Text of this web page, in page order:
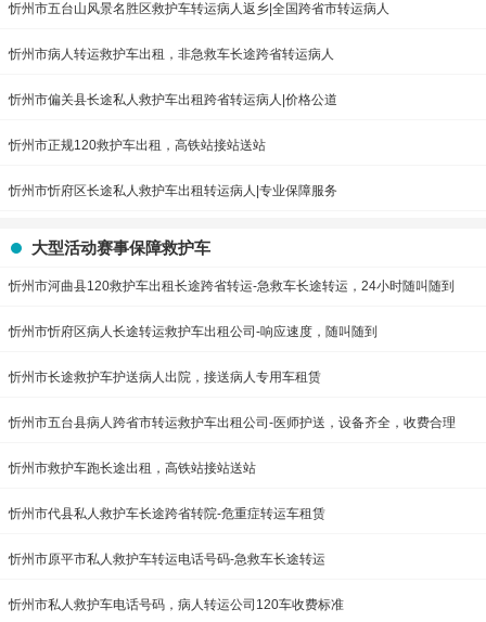
忻州市五台山风景名胜区救护车转运病人返乡|全国跨省市转运病人
忻州市病人转运救护车出租，非急救车长途跨省转运病人
忻州市偏关县长途私人救护车出租跨省转运病人|价格公道
忻州市正规120救护车出租，高铁站接站送站
忻州市忻府区长途私人救护车出租转运病人|专业保障服务
大型活动赛事保障救护车
忻州市河曲县120救护车出租长途跨省转运-急救车长途转运，24小时随叫随到
忻州市忻府区病人长途转运救护车出租公司-响应速度，随叫随到
忻州市长途救护车护送病人出院，接送病人专用车租赁
忻州市五台县病人跨省市转运救护车出租公司-医师护送，设备齐全，收费合理
忻州市救护车跑长途出租，高铁站接站送站
忻州市代县私人救护车长途跨省转院-危重症转运车租赁
忻州市原平市私人救护车转运电话号码-急救车长途转运
忻州市私人救护车电话号码，病人转运公司120车收费标准